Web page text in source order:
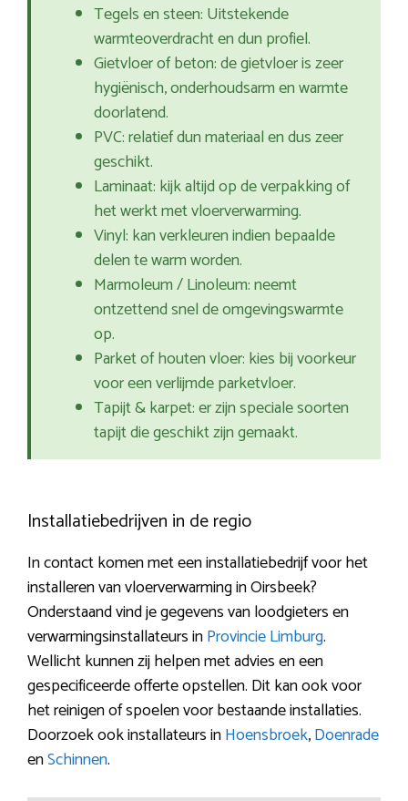
Tegels en steen: Uitstekende
warmteoverdracht en dun profiel.
Gietvloer of beton: de gietvloer is zeer
hygiënisch, onderhoudsarm en warmte
doorlatend.
PVC: relatief dun materiaal en dus zeer
geschikt.
Laminaat: kijk altijd op de verpakking of
het werkt met vloerverwarming.
Vinyl: kan verkleuren indien bepaalde
delen te warm worden.
Marmoleum / Linoleum: neemt
ontzettend snel de omgevingswarmte
op.
Parket of houten vloer: kies bij voorkeur
voor een verlijmde parketvloer.
Tapijt & karpet: er zijn speciale soorten
tapijt die geschikt zijn gemaakt.
Installatiebedrijven in de regio
In contact komen met een installatiebedrijf voor het
installeren van vloerverwarming in Oirsbeek?
Onderstaand vind je gegevens van loodgieters en
verwarmingsinstallateurs inProvincie Limburg.
Wellicht kunnen zij helpen met advies en een
gespecificeerde offerte opstellen. Dit kan ook voor
het reinigen of spoelen voor bestaande installaties.
Doorzoek ook installateurs inHoensbroek,Doenrade
enSchinnen.